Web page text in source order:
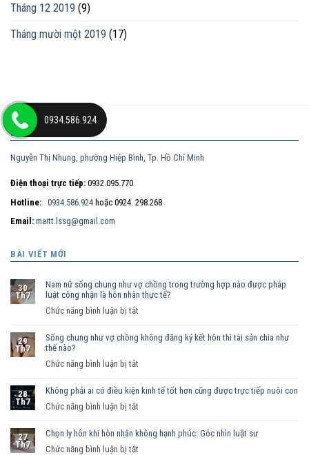
Tháng 12 2019 (9)
Tháng mười một 2019 (17)
ĐỊA CHỈ
Nguyễn Thị Nhung, phường Hiệp Bình, Tp. Hồ Chí Minh
Điện thoại trực tiếp: 0932.095.770
Hotline: 0934.586.924 hoặc 0924. 298.268
Email: maitt.lssg@gmail.com
BÀI VIẾT MỚI
30
Th7
Nam nữ sống chung như vợ chồng trong trường hợp nào được pháp
luật công nhận là hôn nhân thực tế?
Chức năng bình luận bị tắt
nữ
vợ
trường
29
Th7
Sống chung như vợ chồng không đăng ký kết hôn thì tài sản chia như
thế nào?
Chức năng bình luận bị tắt
chung
chồng
28
Th7
Không phải ai có điều kiện kinh tế tốt hơn cũng được trực tiếp nuôi con
Chức năng bình luận bị tắt
phải
27
Th7
Chọn ly hôn khi hôn nhân không hạnh phúc: Góc nhìn luật sư
Chức năng bình luận bị tắt
0934.586.924